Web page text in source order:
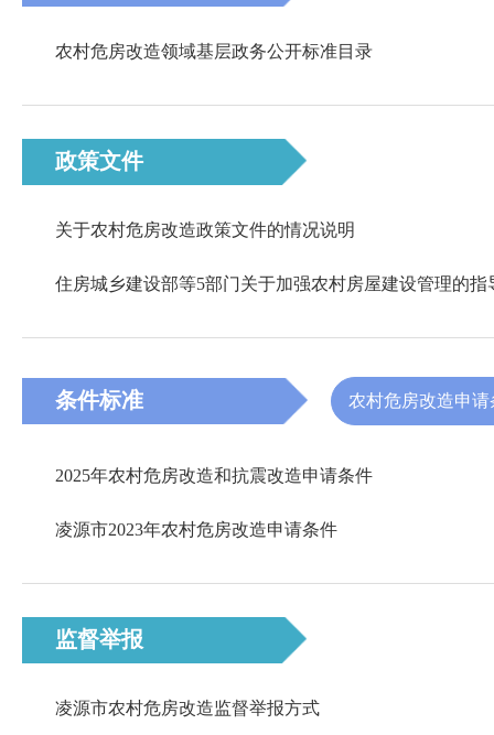
农村危房改造领域基层政务公开标准目录
政策文件
关于农村危房改造政策文件的情况说明
住房城乡建设部等5部门关于加强农村房屋建设管理的指
条件标准 农村危房改造申请
2025年农村危房改造和抗震改造申请条件
凌源市2023年农村危房改造申请条件
监督举报
凌源市农村危房改造监督举报方式